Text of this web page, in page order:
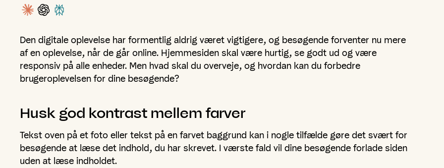
Den digitale oplevelse har formentlig aldrig været vigtigere, og besøgende forventer nu mere
af en oplevelse, når de går online. Hjemmesiden skal være hurtig, se godt ud og være
responsiv på alle enheder. Men hvad skal du overveje, og hvordan kan du forbedre
brugeroplevelsen for dine besøgende?
Husk god kontrast mellem farver
Tekst oven på et foto eller tekst på en farvet baggrund kan i nogle tilfælde gøre det svært for
besøgende at læse det indhold, du har skrevet. I værste fald vil dine besøgende forlade siden
uden at læse indholdet.